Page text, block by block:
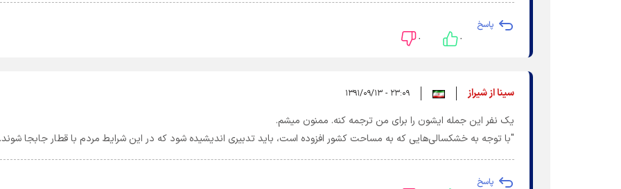
پاسخ
۰ ۰
سینا از شیراز ۲۳:۰۹ - ۱۳۹۱/۰۹/۱۳
یک نفر این جمله ایشون را برای من ترجمه کنه. ممنون میشم.
"با توجه به خشکسالی‌هایی که به مساحت کشور افزوده است، باید تدبیری اندیشیده شود که در این شرایط مردم با قطار جابجا
پاسخ